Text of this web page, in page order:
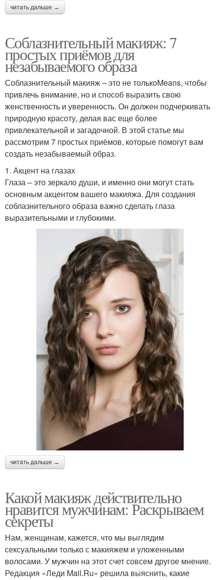
читать дальше →
Соблазнительный макияж: 7
простых приёмов для
незабываемого образа
Соблазнительный макияж – это не толькоMeans, чтобы
привлечь внимание, но и способ выразить свою
женственность и уверенность. Он должен подчеркивать
природную красоту, делая вас еще более
привлекательной и загадочной. В этой статье мы
рассмотрим 7 простых приёмов, которые помогут вам
создать незабываемый образ.
1. Акцент на глазах
Глаза – это зеркало души, и именно они могут стать
основным акцентом вашего макияжа. Для создания
соблазнительного образа важно сделать глаза
выразительными и глубокими.
читать дальше →
Какой макияж действительно
нравится мужчинам: Раскрываем
секреты
Нам, женщинам, кажется, что мы выглядим
сексуальными только с макияжем и уложенными
волосами. У мужчин на этот счет совсем другое мнение.
Редакция «Леди Mail.Ru» решила выяснить, какие